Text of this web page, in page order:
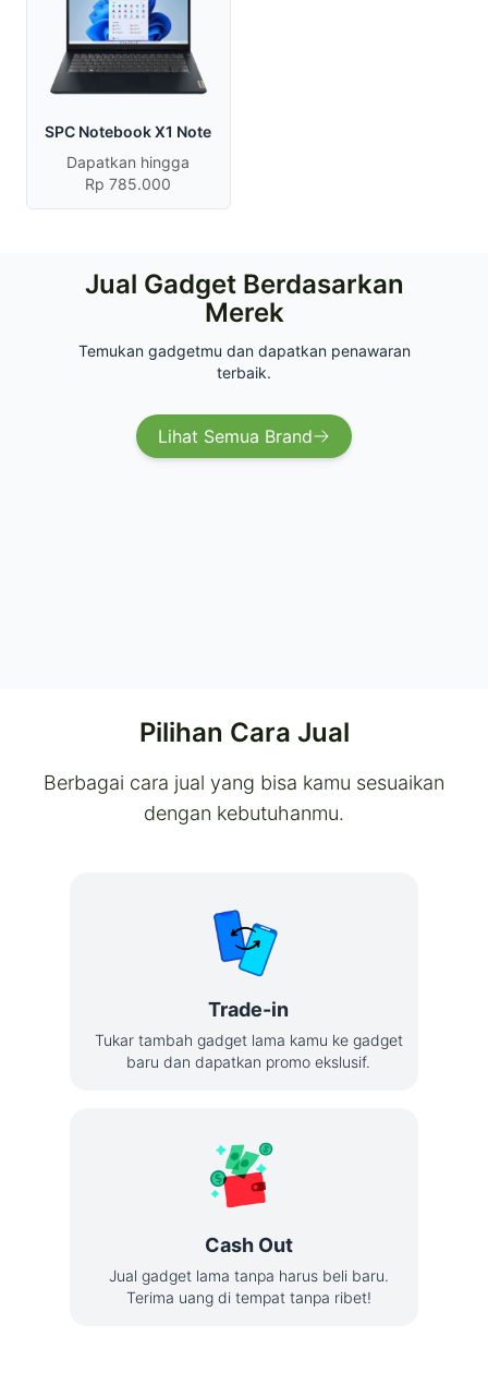
SPC Notebook X1 Note
Dapatkan hingga
Rp 785.000
Jual Gadget Berdasarkan
Merek
Temukan gadgetmu dan dapatkan penawaran
terbaik.
Lihat Semua Brand
Pilihan Cara Jual
Berbagai cara jual yang bisa kamu sesuaikan
dengan kebutuhanmu.
Trade-in
Tukar tambah gadget lama kamu ke gadget
baru dan dapatkan promo ekslusif.
Cash Out
Jual gadget lama tanpa harus beli baru.
Terima uang di tempat tanpa ribet!